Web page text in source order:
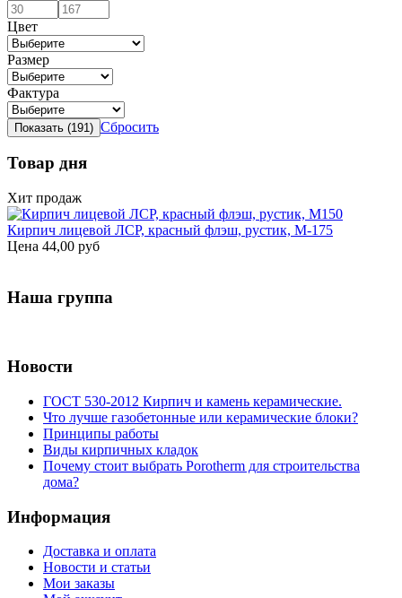
Цвет
Размер
Фактура
Сбросить
Товар дня
Хит продаж
Кирпич лицевой ЛСР, красный флэш, рустик, М-175
Цена 44,00 руб
Наша группа
Новости
ГОСТ 530-2012 Кирпич и камень керамические.
Что лучше газобетонные или керамические блоки?
Принципы работы
Виды кирпичных кладок
Почему стоит выбрать Porotherm для строительства
дома?
Информация
Доставка и оплата
Новости и статьи
Мои заказы